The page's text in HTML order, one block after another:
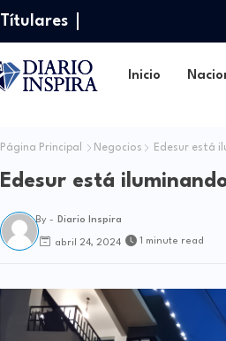
Títulares
Inicio
Página Principal Negocios Edesur está
Edesur está
By - Diario Inspira
abril 24, 2024 1 minute read